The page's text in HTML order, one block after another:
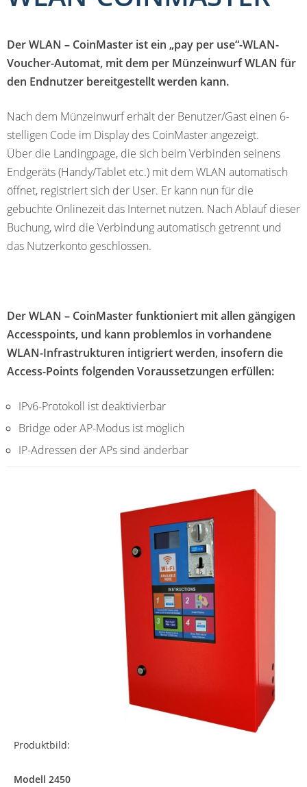
Der WLAN – CoinMaster ist ein „pay per use“-WLAN-
Voucher-Automat, mit dem per Münzeinwurf WLAN für
den Endnutzer bereitgestellt werden kann.
Nach dem Münzeinwurf erhält der Benutzer/Gast einen 6-
stelligen Code im Display des CoinMaster angezeigt.
Über die Landingpage, die sich beim Verbinden seinens
Endgeräts (Handy/Tablet etc.) mit dem WLAN automatisch
öffnet, registriert sich der User. Er kann nun für die
gebuchte Onlinezeit das Internet nutzen. Nach Ablauf dieser
Buchung, wird die Verbindung automatisch getrennt und
das Nutzerkonto geschlossen.
Der WLAN – CoinMaster funktioniert mit allen gängigen
Accesspoints, und kann problemlos in vorhandene
WLAN-Infrastrukturen intigriert werden, insofern die
Access-Points folgenden Voraussetzungen erfüllen:
IPv6-Protokoll ist deaktivierbar
Bridge oder AP-Modus ist möglich
IP-Adressen der APs sind änderbar
Produktbild:
Modell 2450